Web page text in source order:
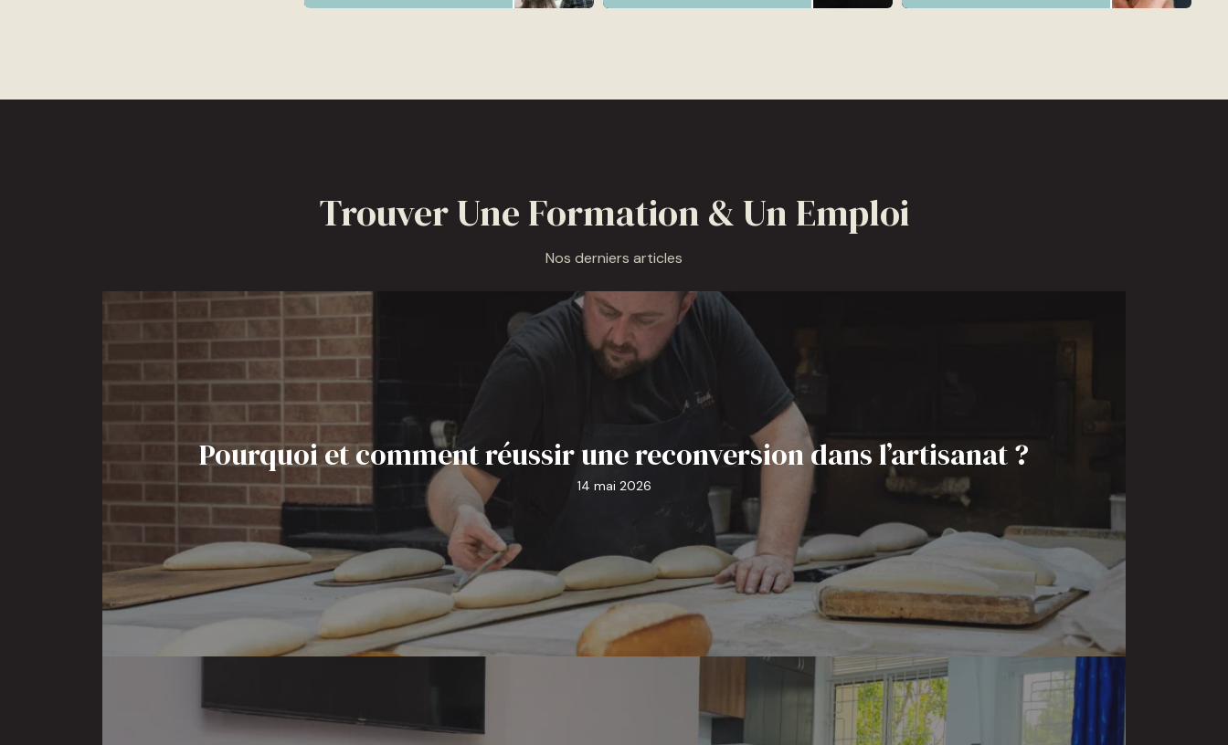
Trouver Une Formation & Un Emploi
Nos derniers articles
Pourquoi et comment réussir une reconversion dans l’artisanat ?
14 mai 2026